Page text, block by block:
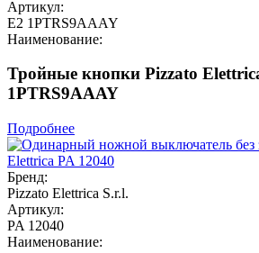
Артикул:
E2 1PTRS9AAAY
Наименование:
Тройные кнопки Pizzato
1PTRS9AAAY
Подробнее
Бренд:
Pizzato Elettrica S.r.l.
Артикул:
PA 12040
Наименование: